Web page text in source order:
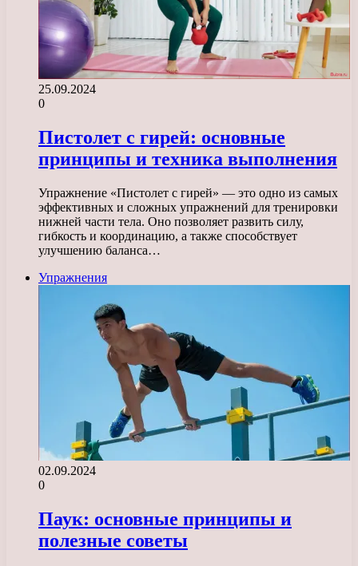
25.09.2024
0
Пистолет с гирей: основные
принципы и техника выполнения
Упражнение «Пистолет с гирей» — это одно из самых
эффективных и сложных упражнений для тренировки
нижней части тела. Оно позволяет развить силу,
гибкость и координацию, а также способствует
улучшению баланса…
Упражнения
02.09.2024
0
Паук: основные принципы и
полезные советы